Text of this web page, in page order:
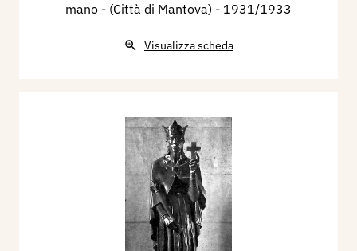
mano - (Città di Mantova) - 1931/1933
Visualizza scheda